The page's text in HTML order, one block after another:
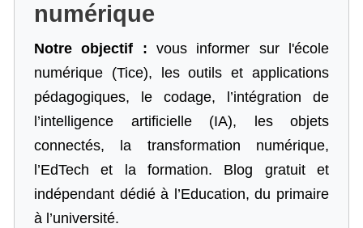
numérique
Notre objectif : vous informer sur l'école
numérique (Tice), les outils et applications
pédagogiques, le codage,
l’intégration de
l’intelligence artificielle (IA), les objets
connectés, la transformation numérique,
l’EdTech et la formation. Blog gratuit et
indépendant dédié à l’Education, du primaire
à l’université.